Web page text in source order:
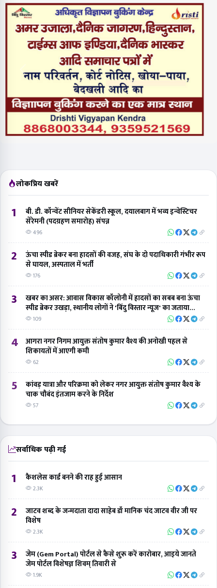
लोकप्रिय खबरें
1
बी. डी. कॉन्वेंट सीनियर सेकेंडरी स्कूल, दयालबाग में भव्य इन्वेस्टिचर
सेरेमनी (पदग्रहण समारोह) संपन्न
496
2
ऊंचा स्पीड ब्रेकर बना हादसों की वजह, संघ के दो पदाधिकारी गंभीर रूप
से घायल, अस्पताल में भर्ती
176
3
खबर का असर: आवास विकास कॉलोनी में हादसों का सबब बना ऊंचा
स्पीड ब्रेकर उखड़ा, स्थानीय लोगों ने 'बिंदु विस्तार न्यूज' का जताया
आभार
109
4
आगरा नगर निगम आयुक्त संतोष कुमार वैश्य की अनोखी पहल से
शिकायतों में आएगी कमी
62
5
कांवड़ यात्रा और परिक्रमा को लेकर नगर आयुक्त संतोष कुमार वैश्य के
चाक चौबंद इंतजाम करने के निर्देश
57
सर्वाधिक पढ़ी गई
1 कैशलेस कार्ड बनने की राह हुई आसान
2.3K
2
जाटव शब्द के जन्मदाता दादा साहेब डॉ मानिक चंद जाटव वीर जी पर
विशेष
2.3K
3
जेम (Gem Portal) पोर्टल से कैसे शुरू करें कारोबार, आइये जानते
जेम पोर्टल विशेषज्ञ शिवम् तिवारी से
1.9K